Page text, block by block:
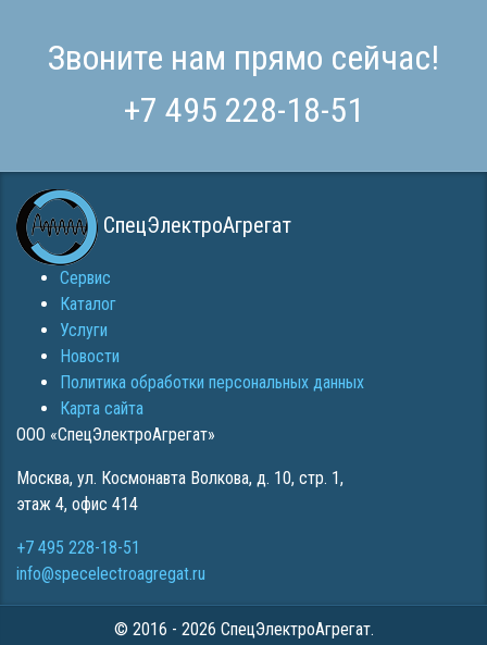
Звоните нам прямо сейчас!
+7 495 228-18-51
СпецЭлектроАгрегат
Сервис
Каталог
Услуги
Новости
Политика обработки персональных данных
Карта сайта
ООО «СпецЭлектроАгрегат»
Москва, ул. Космонавта Волкова, д. 10, стр. 1,
этаж 4, офис 414
+7 495 228-18-51
info@specelectroagregat.ru
© 2016 - 2026 СпецЭлектроАгрегат.